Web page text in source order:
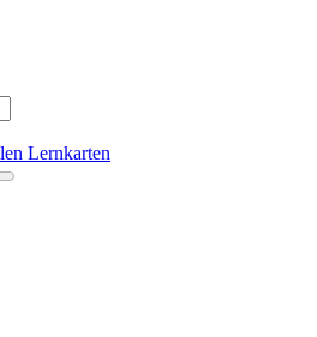
Lernkarten